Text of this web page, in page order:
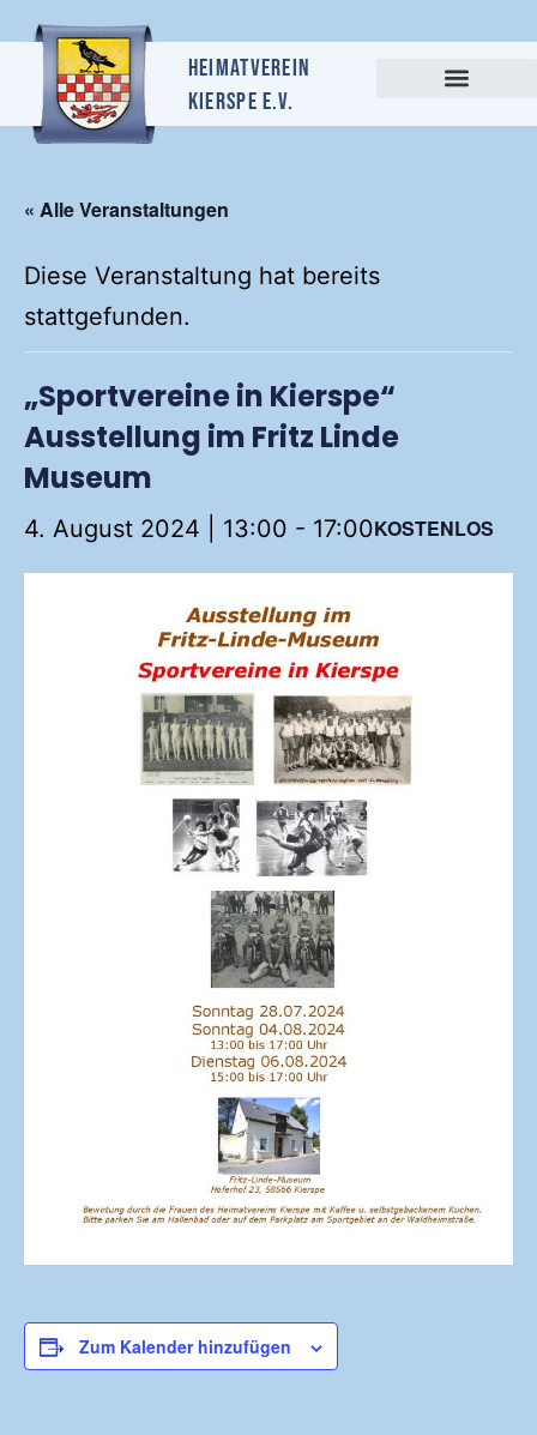
Heimatverein
Kierspe e.v.
« Alle Veranstaltungen
Diese Veranstaltung hat bereits
stattgefunden.
„Sportvereine in Kierspe“
Ausstellung im Fritz Linde
Museum
4. August 2024 | 13:00 - 17:00KOSTENLOS
Zum Kalender hinzufügen